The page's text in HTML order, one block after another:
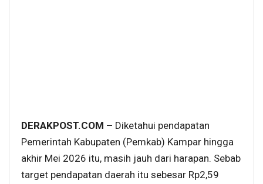
DERAKPOST.COM – Diketahui pendapatan
Pemerintah Kabupaten (Pemkab) Kampar hingga
akhir Mei 2026 itu, masih jauh dari harapan. Sebab
target pendapatan daerah itu sebesar Rp2,59